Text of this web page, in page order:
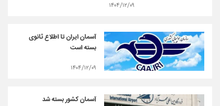
۱۴۰۴/۱۲/۰۹
آسمان ایران تا اطلاع ثانوی
بسته است
۱۴۰۴/۱۲/۰۹
آسمان کشور بسته شد